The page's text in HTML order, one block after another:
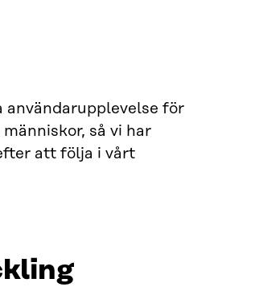
för
så vi har
att följa i vårt